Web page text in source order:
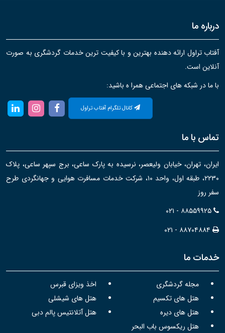
درباره ما
آفتاب تراول ارائه دهنده بهترین و با کیفیت ترین خدمات گردشگری به صورت
آنلاین است.
با ما در شبکه های اجتماعی همرا ه باشید:
کانال تلگرام آفتاب تراول
تماس با ما
ایران، تهران، خیابان ولیعصر، نرسیده به پارک ساعی، برج سپهر ساعی، پلاک
۲۲۳۰، طبقه اول، واحد ۱۰، شرکت خدمات مسافرت هوایی و جهانگردی طرح
سفر روز
۰۲۱ - ۸۸۵۵۹۹۲۵
۰۲۱ - ۸۸۷۰۴۸۸۴
خدمات ما
مجله گردشگری
اخذ ویزای قبرس
هتل های تکسیم
هتل های شیشلی
هتل های دیره
هتل آتلانتیس پالم دبی
هتل ریکسوس باب البحر